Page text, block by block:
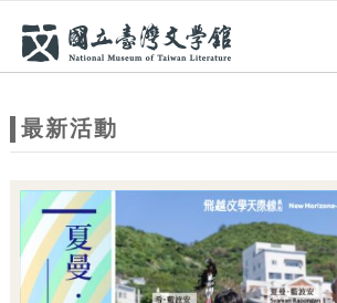
站
題
最新活動